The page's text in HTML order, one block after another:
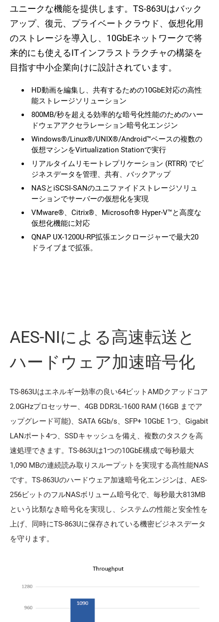
ユニークな機能を提供します。TS-863Uはバック
アップ、復元、プライベートクラウド、仮想化用
のストレージを導入し、10GbEネットワークで将
来的にも使えるITインフラストラクチャの構築を
目指す中小企業向けに設計されています。
HD動画を編集し、共有するための10GbE対応の高性
能ストレージソリューション
800MB/秒を超える効率的な暗号化性能のためのハー
ドウェアアクセラレーション暗号化エンジン
Windows®/Linux®/UNIX®/Android™ベースの複数の
仮想マシンをVirtualization Stationで実行
リアルタイムリモートレプリケーション (RTRR) でビ
ジネスデータを管理、共有、バックアップ
NASとiSCSI-SANのユニファイドストレージソリュ
ーションでサーバーの仮想化を実現
VMware®、Citrix®、Microsoft® Hyper-V™と高度な
仮想化機能に対応
QNAP UX-1200U-RP拡張エンクロージャーで最大20
ドライブまで拡張。
AES-NIによる高速転送と
ハードウェア加速暗号化
TS-863Uはエネルギー効率の良い64ビットAMDクアッドコア
2.0GHzプロセッサー、4GB DDR3L-1600 RAM (16GB までア
ップグレード可能)、SATA 6Gb/s、SFP+ 10GbE 1つ、Gigabit
LANポート4つ、SSDキャッシュを備え、複数のタスクを高
速処理できます。TS-863Uは1つの10GbE構成で毎秒最大
1,090 MBの連続読み取りスループットを実現する高性能NAS
です。TS-863Uのハードウェア加速暗号化エンジンは、AES-
256ビットのフルNASボリューム暗号化で、毎秒最大813MB
という比類なき暗号化を実現し、システムの性能と安全性を
上げ、同時にTS-863Uに保存されている機密ビジネスデータ
を守ります。